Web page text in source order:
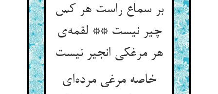
بر سماع راست هر کس
چیر نیست ** لقمه‌‌ی
خاصه مرغی مرده‌‌ای